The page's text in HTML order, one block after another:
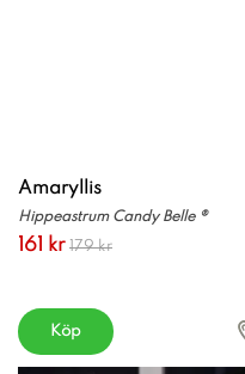
Amaryllis
Hippeastrum Candy Belle ®
161 kr 179 kr
Köp